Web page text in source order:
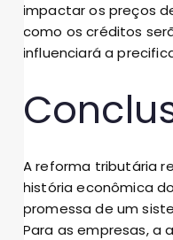
impactar os preços
como os créditos
influenciará a
A reforma tributária
história econômica
promessa de um
Para as empresas, a